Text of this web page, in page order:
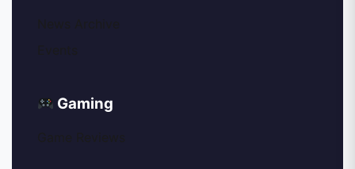
Gaming